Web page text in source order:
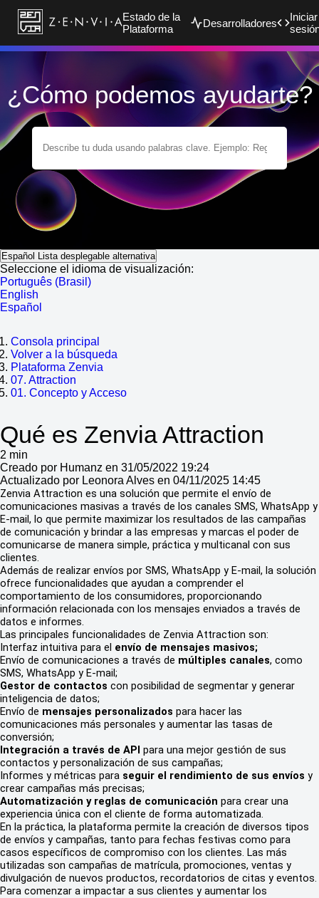
Estado de la
Plataforma
Desarrolladores
Iniciar
¿Cómo podemos ayudarte?
Español Lista desplegable alternativa
Seleccione el idioma de visualización:
Português (Brasil)
English
Español
Consola principal
Volver a la búsqueda
Plataforma Zenvia
07. Attraction
01. Concepto y Acceso
Qué es Zenvia Attraction
2 min
Creado por Humanz en 31/05/2022 19:24
Actualizado por Leonora Alves en 04/11/2025 14:45
Zenvia Attraction es una solución que permite el envío de
comunicaciones masivas a través de los canales SMS, WhatsApp y
E-mail, lo que permite maximizar los resultados de las campañas
de comunicación y brindar a las empresas y marcas el poder de
comunicarse de manera simple, práctica y multicanal con sus
clientes.
Además de realizar envíos por SMS, WhatsApp y E-mail, la solución
ofrece funcionalidades que ayudan a comprender el
comportamiento de los consumidores, proporcionando
información relacionada con los mensajes enviados a través de
datos e informes.
Las principales funcionalidades de Zenvia Attraction son:
Interfaz intuitiva para el envío de mensajes masivos;
Envío de comunicaciones a través de múltiples canales, como
SMS, WhatsApp y E-mail;
Gestor de contactos con posibilidad de segmentar y generar
inteligencia de datos;
Envío de mensajes personalizados para hacer las
comunicaciones más personales y aumentar las tasas de
conversión;
Integración a través de API para una mejor gestión de sus
contactos y personalización de sus campañas;
Informes y métricas para seguir el rendimiento de sus envíos y
crear campañas más precisas;
Automatización y reglas de comunicación para crear una
experiencia única con el cliente de forma automatizada.
En la práctica, la plataforma permite la creación de diversos tipos
de envíos y campañas, tanto para fechas festivas como para
casos específicos de compromiso con los clientes. Las más
utilizadas son campañas de matrícula, promociones, ventas y
divulgación de nuevos productos, recordatorios de citas y eventos.
Para comenzar a impactar a sus clientes y aumentar los